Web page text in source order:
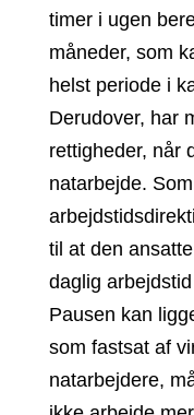
timer i ugen
måneder, som
helst periode i
Derudover, har
rettigheder, når
natarbejde.
til at den
daglig
Pausen kan
som fastsat af
natarbejdere,